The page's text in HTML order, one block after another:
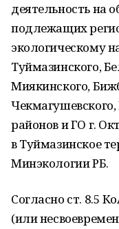
деятельность на
подлежащих
экологическому
Туймазинского,
Миякинского,
районов и ГО г.
в Туймазинское
Минэкологии РБ.
Согласно ст. 8.5
(или